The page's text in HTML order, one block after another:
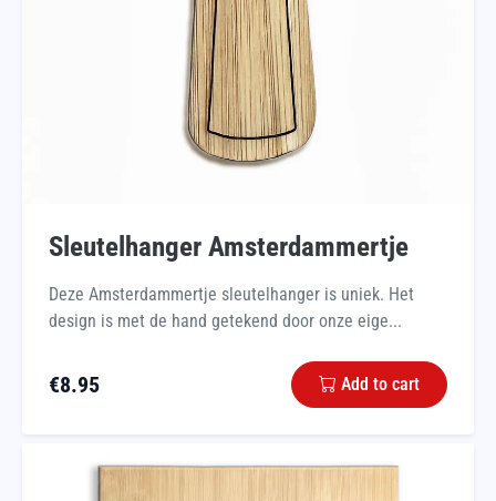
Sleutelhanger Amsterdammertje
Deze Amsterdammertje sleutelhanger is uniek. Het
design is met de hand getekend door onze eige...
€8.95 Add to cart